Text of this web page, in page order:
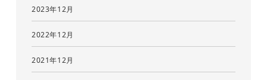
2023年12月
2022年12月
2021年12月